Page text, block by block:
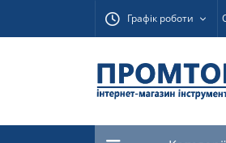
Графік роботи